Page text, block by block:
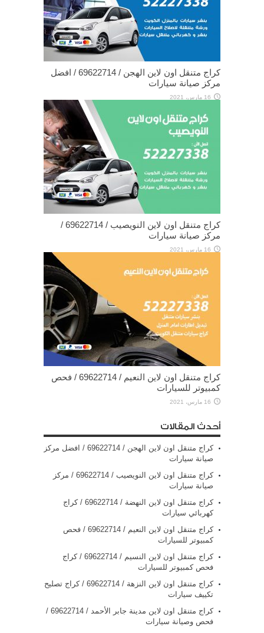
كراج متنقل اون لاين الهجن / 69622714‬ / افضل
مركز صيانة سيارات
16 مارس، 2021
كراج متنقل اون لاين النويصيب / 69622714‬ /
مركز صيانة سيارات
16 مارس، 2021
كراج متنقل اون لاين النعيم / 69622714‬ / فحص
كمبيوتر للسيارات
16 مارس، 2021
أحدث المقالات
كراج متنقل اون لاين الهجن / 69622714‬ / افضل مركز
صيانة سيارات
كراج متنقل اون لاين النويصيب / 69622714‬ / مركز
صيانة سيارات
كراج متنقل اون لاين النهضة / 69622714‬ / كراج
كهربائي سيارات
كراج متنقل اون لاين النعيم / 69622714‬ / فحص
كمبيوتر للسيارات
كراج متنقل اون لاين النسيم / 69622714‬ / كراج
فحص كمبيوتر للسيارات
كراج متنقل اون لاين النزهة / 69622714‬ / كراج تصليح
تكييف سيارات
كراج متنقل اون لاين مدينة جابر الأحمد / 69622714‬ /
فحص وصيانة سيارات